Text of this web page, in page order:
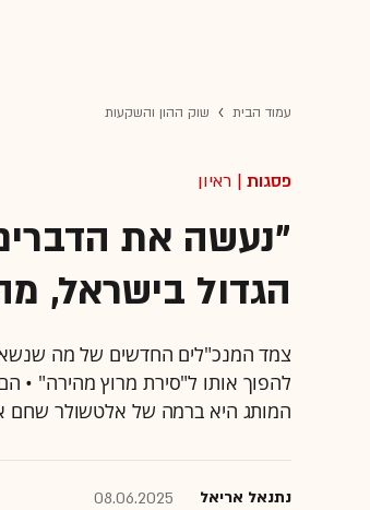
עמוד הבית שוק ההון והשקעות
פסגות | ראיון
"נעשה את
הגדול בישראל,
צמד המנכ"לים החדשים של מה
להפוך אותו ל"סירת מרוץ מהירה" •
המותג היא ברמה של אלטשולר שחם או
נתנאל אריאל 08.06.2025